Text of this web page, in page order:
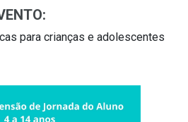
para crianças e adolescentes